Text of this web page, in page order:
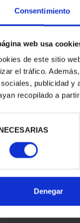
Consentimiento
web usa
de este sitio
el tráfico.
publicidad y
recopilado a
Denegar
2
2023
ORDENAR POR: